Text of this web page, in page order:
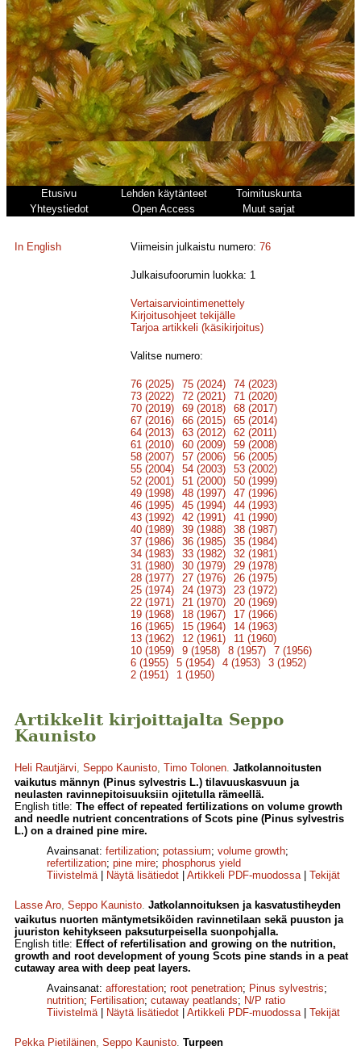
Etusivu Lehden käytänteet
Toimituskunta
Yhteystiedot
Open Access Muut sarjat
In English Viimeisin julkaistu numero:76
Julkaisufoorumin luokka: 1
Vertaisarviointimenettely
Kirjoitusohjeet tekijälle
Tarjoa artikkeli (käsikirjoitus)
Valitse numero:
76 (2025) 75 (2024)
74 (2023)
73 (2022)
72 (2021)
71 (2020)
70 (2019)
69 (2018)
68 (2017)
67 (2016)
66 (2015)
65 (2014)
64 (2013)
63 (2012)
62 (2011)
61 (2010)
60 (2009)
59 (2008)
58 (2007)
57 (2006)
56 (2005)
55 (2004)
54 (2003)
53 (2002)
52 (2001)
51 (2000)
50 (1999)
49 (1998)
48 (1997)
47 (1996)
46 (1995)
45 (1994)
44 (1993)
43 (1992)
42 (1991)
41 (1990)
40 (1989)
39 (1988)
38 (1987)
37 (1986)
36 (1985)
35 (1984)
34 (1983)
33 (1982)
32 (1981)
31 (1980)
30 (1979)
29 (1978)
28 (1977)
27 (1976)
26 (1975)
25 (1974)
24 (1973)
23 (1972)
22 (1971)
21 (1970)
20 (1969)
19 (1968)
18 (1967)
17 (1966)
16 (1965)
15 (1964)
14 (1963)
13 (1962)
12 (1961)
11 (1960)
10 (1959)
9 (1958) 8 (1957)
7 (1956)
6 (1955)
5 (1954) 4 (1953)
3 (1952)
2 (1951)
1 (1950)
Artikkelit kirjoittajalta Seppo
Kaunisto
Heli Rautjärvi, Seppo Kaunisto, Timo Tolonen. Jatkolannoitusten
vaikutus männyn (Pinus sylvestris L.) tilavuuskasvuun ja
neulasten ravinnepitoisuuksiin ojitetulla rämeellä.
English title: The effect of repeated fertilizations on volume growth
and needle nutrient concentrations of Scots pine (Pinus sylvestris
L.) on a drained pine mire.
Avainsanat: fertilization; potassium; volume growth;
refertilization; pine mire; phosphorus yield
Tiivistelmä| Näytä lisätiedot Artikkeli PDF-muodossa| Tekijät
Lasse Aro, Seppo Kaunisto. Jatkolannoituksen ja kasvatustiheyden
vaikutus nuorten mäntymetsiköiden ravinnetilaan sekä puuston ja
juuriston kehitykseen paksuturpeisella suonpohjalla.
English title: Effect of refertilisation and growing on the nutrition,
growth and root development of young Scots pine stands in a peat
cutaway area with deep peat layers.
Avainsanat: afforestation; root penetration; Pinus sylvestris;
nutrition; Fertilisation; cutaway peatlands; N/P ratio
Tiivistelmä| Näytä lisätiedot Artikkeli PDF-muodossa| Tekijät
Pekka Pietiläinen, Seppo Kaunisto. Turpeen